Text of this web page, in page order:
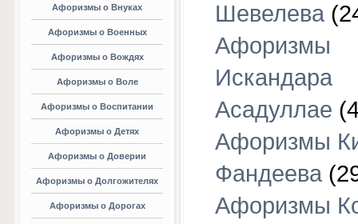
Афоризмы о Внуках
Афоризмы о Военных
Афоризмы о Вождях
Афоризмы о Воле
Афоризмы о Воспитании
Афоризмы о Детях
Афоризмы о Доверии
Афоризмы о Долгожителях
Афоризмы о Дорогах
Шевелева
Афоризмы
Искандара
Асадуллае
Афоризмы
Фандеева
Афоризмы